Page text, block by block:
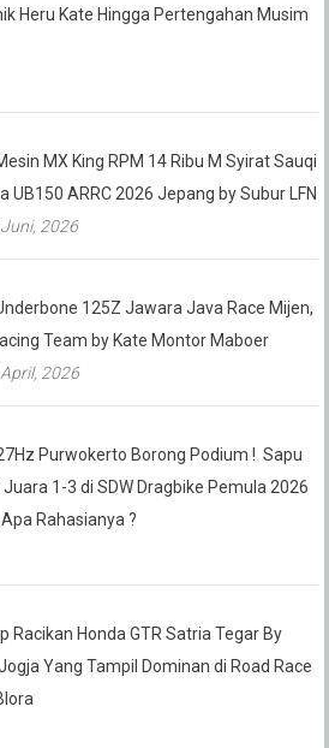
Heru Kate Hingga Pertengahan Musim
MX King RPM 14 Ribu M Syirat Sauqi
UB150 ARRC 2026 Jepang by Subur LFN
Juni, 2026
125Z Jawara Java Race Mijen,
Team by Kate Montor Maboer
2026
Purwokerto Borong Podium ! Sapu
Juara 1-3 di SDW Dragbike Pemula 2026
Rahasianya ?
Racikan Honda GTR Satria Tegar By
Jogja Yang Tampil Dominan di Road Race